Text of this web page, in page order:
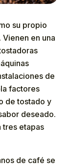
su propio
en una
de
factores
de tostado y
deseado.
tres etapas
de café se